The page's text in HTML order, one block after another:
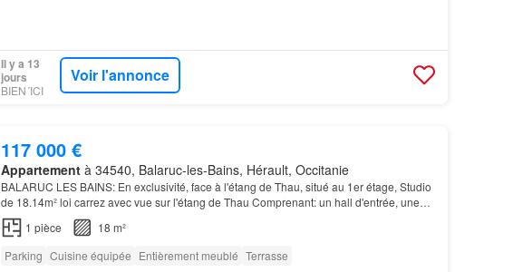
Il y a 13
jours
BIEN´ICI
Voir l'annonce
117 000 €
Appartementà 34540, Balaruc-les-Bains, Hérault, Occitanie
BALARUC LES BAINS: En exclusivité, face à l'étang de Thau, situé au 1er étage, Studio
de 18.14m² loi carrez avec vue sur l'étang de Thau Comprenant: un hall d'entrée, une
pièce de vie avec coin cuisine aménagée équipée, une s…
1 pièce
18 m²
Parking Cuisine équipée Entièrement meublé Terrasse